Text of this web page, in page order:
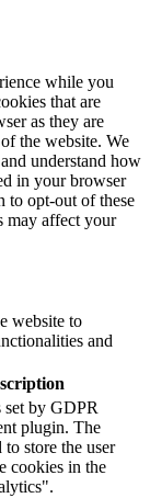
while you
that are
as they are
the website. We
understand how
in your browser
to opt-out of these
may affect your
website to
and
by GDPR
plugin. The
to store the user
cookies in the